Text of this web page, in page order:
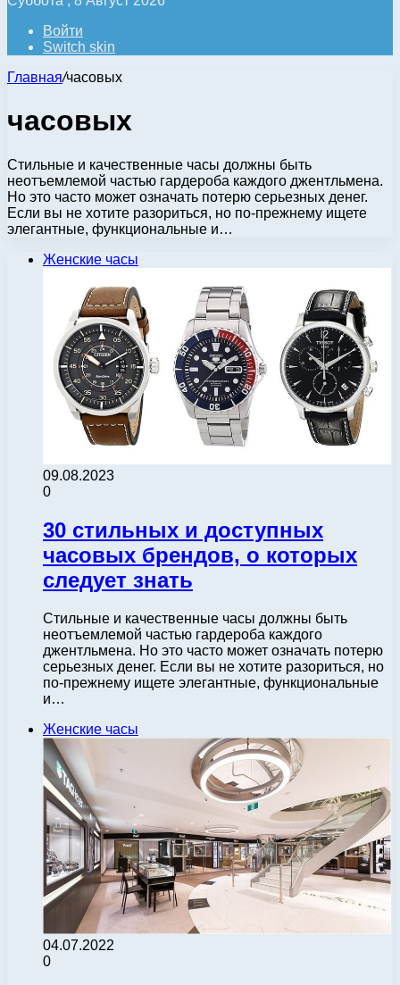
Войти
Switch skin
Главная/часовых
часовых
Стильные и качественные часы должны быть
неотъемлемой частью гардероба каждого джентльмена.
Но это часто может означать потерю серьезных денег.
Если вы не хотите разориться, но по-прежнему ищете
элегантные, функциональные и…
Женские часы
09.08.2023
0
30 стильных и доступных
часовых брендов, о которых
следует знать
Стильные и качественные часы должны быть
неотъемлемой частью гардероба каждого
джентльмена. Но это часто может означать потерю
серьезных денег. Если вы не хотите разориться, но
по-прежнему ищете элегантные, функциональные
и…
Женские часы
04.07.2022
0